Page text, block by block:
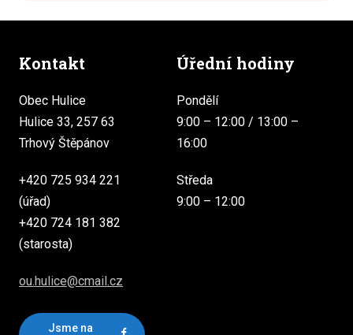
Kontakt
Obec Hulice
Hulice 33, 257 63
Trhový Štěpánov
+420 725 934 221
(úřad)
+420 724 181 382
(starosta)
ou.hulice@cmail.cz
Jsme na
Úřední hodiny
Pondělí
9:00 – 12:00 / 13:00 –
16:00
Středa
9:00 – 12:00